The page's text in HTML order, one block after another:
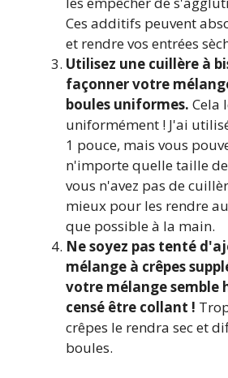
Ces additifs peuvent
et rendre vos entrées
Utilisez une cuillère à
façonner votre
boules uniformes. Cela
uniformément ! J'ai
1 pouce, mais vous
n'importe quelle taille
vous n'avez pas de
mieux pour les rendre
que possible à la main.
Ne soyez pas tenté
mélange à crêpes
votre mélange semble
censé être collant !
crêpes le rendra sec et
boules.